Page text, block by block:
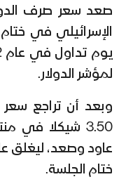
صعد سعر صرف
الإسرائيلي في
لمؤشر الدولار.
وبعد أن تراجع
3.50 شيكلا
عاود وصعد، ليغلق
ختام الجلسة.